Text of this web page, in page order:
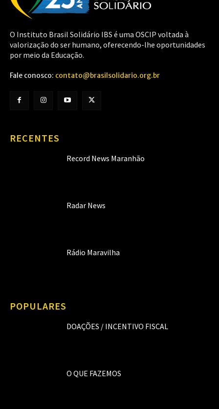
O Instituto Brasil Solidário IBS é uma OSCIP voltada à
valorização do ser humano, oferecendo-lhe oportunidades
por meio da Educação.
Fale conosco: contato@brasilsolidario.org.br
RECENTES
Record News Maranhão
Radar News
Rádio Maravilha
POPULARES
DOAÇÕES / INCENTIVO FISCAL
O QUE FAZEMOS